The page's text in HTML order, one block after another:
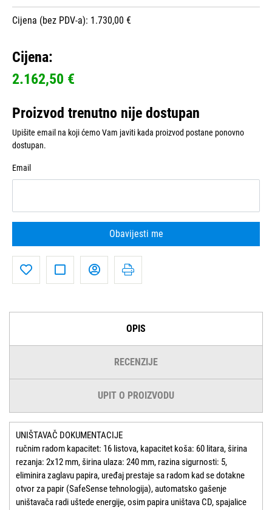
Cijena (bez PDV-a): 1.730,00 €
Cijena:
2.162,50 €
Proizvod trenutno nije dostupan
Upišite email na koji ćemo Vam javiti kada proizvod postane ponovno
dostupan.
Email
Obavijesti me
OPIS
RECENZIJE
UPIT O PROIZVODU
UNIŠTAVAČ DOKUMENTACIJE
ručnim radom kapacitet: 16 listova, kapacitet koša: 60 litara, širina
rezanja: 2x12 mm, širina ulaza: 240 mm, razina sigurnosti: 5,
eliminira zaglavu papira, uređaj prestaje sa radom kad se dotakne
otvor za papir (SafeSense tehnologija), automatsko gašenje
uništavača radi uštede energije, osim papira uništava CD, spajalice